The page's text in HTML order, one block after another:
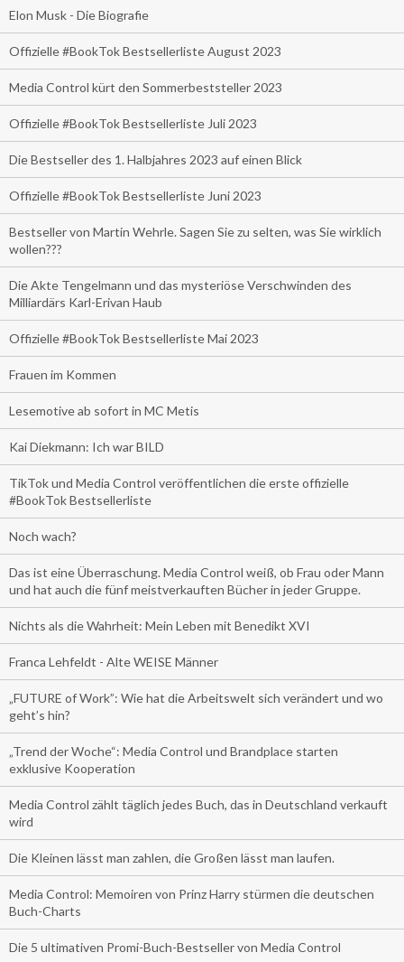
Elon Musk - Die Biografie
Offizielle #BookTok Bestsellerliste August 2023
Media Control kürt den Sommerbeststeller 2023
Offizielle #BookTok Bestsellerliste Juli 2023
Die Bestseller des 1. Halbjahres 2023 auf einen Blick
Offizielle #BookTok Bestsellerliste Juni 2023
Bestseller von Martin Wehrle. Sagen Sie zu selten, was Sie wirklich
wollen???
Die Akte Tengelmann und das mysteriöse Verschwinden des
Milliardärs Karl-Erivan Haub
Offizielle #BookTok Bestsellerliste Mai 2023
Frauen im Kommen
Lesemotive ab sofort in MC Metis
Kai Diekmann: Ich war BILD
TikTok und Media Control veröffentlichen die erste offizielle
#BookTok Bestsellerliste
Noch wach?
Das ist eine Überraschung. Media Control weiß, ob Frau oder Mann
und hat auch die fünf meistverkauften Bücher in jeder Gruppe.
Nichts als die Wahrheit: Mein Leben mit Benedikt XVI
Franca Lehfeldt - Alte WEISE Männer
„FUTURE of Work”: Wie hat die Arbeitswelt sich verändert und wo
geht’s hin?
„Trend der Woche“: Media Control und Brandplace starten
exklusive Kooperation
Media Control zählt täglich jedes Buch, das in Deutschland verkauft
wird
Die Kleinen lässt man zahlen, die Großen lässt man laufen.
Media Control: Memoiren von Prinz Harry stürmen die deutschen
Buch-Charts
Die 5 ultimativen Promi-Buch-Bestseller von Media Control